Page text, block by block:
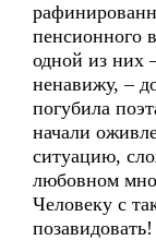
пенсионного
одной из них
ненавижу, –
погубила
начали
ситуацию,
любовном
Человеку с
позавидовать!